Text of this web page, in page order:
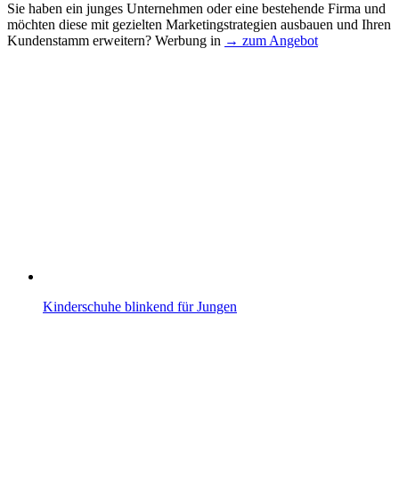
Sie haben ein junges Unternehmen oder eine bestehende Firma und
möchten diese mit gezielten Marketingstrategien ausbauen und Ihren
Kundenstamm erweitern? Werbung in → zum Angebot
Kinderschuhe blinkend für Jungen